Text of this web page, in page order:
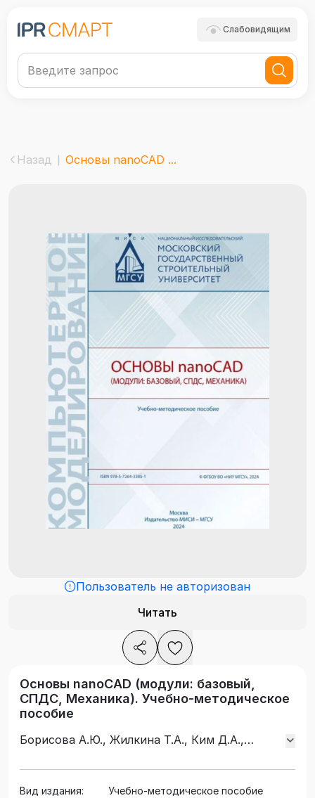
Слабовидящим
Назад Основы nanoCAD ...
Пользователь не авторизован
Читать
Основы nanoCAD (модули: базовый,
СПДС, Механика). Учебно-методическое
пособие
Борисова А.Ю., Жилкина Т.А., Ким Д.А.,
Вид издания:
Учебно-методическое пособие